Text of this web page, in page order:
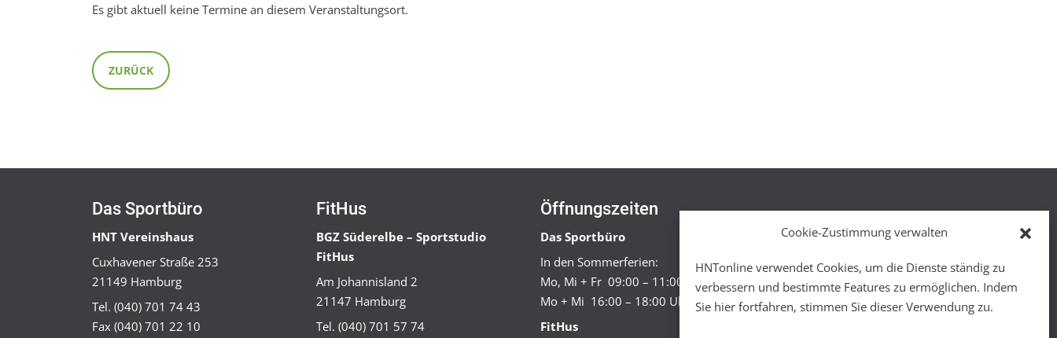
Cookie-Zustimmung verwalten
HNTonline verwendet Cookies, um die Dienste ständig zu
verbessern und bestimmte Features zu ermöglichen. Indem
Sie hier fortfahren, stimmen Sie dieser Verwendung zu.
Es gibt aktuell keine Termine an diesem Veranstaltungsort.
ZURÜCK
Das Sportbüro
HNT Vereinshaus
Cuxhavener Straße 253
21149 Hamburg
Tel. (040) 701 74 43
Fax (040) 701 22 10
FitHus
BGZ Süderelbe – Sportstudio
FitHus
Am Johannisland 2
21147 Hamburg
Tel. (040) 701 57 74
Öffnungszeiten
Das Sportbüro
In den Sommerferien:
Mo, Mi + Fr 09:00 – 11:00 Uhr
Mo + Mi 16:00 – 18:00 Uhr
FitHus